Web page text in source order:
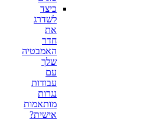
כיצד
לשדרג
את
חדר
האמבטיה
שלך
עם
עבודות
נגרות
מותאמות
אישית?